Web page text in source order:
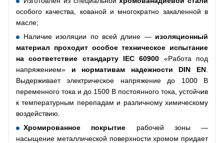
особого качества, кованой и многократно закаленной в
масле;
Наличие изоляции по всей длине — изоляционный
материал проходит особое техническое испытание
на соответствие стандарту IEC 60900 «Работа под
напряжением» и нормативам надежности DIN EN
Выдерживает электрическое напряжение до 1000 В
переменного тока и до 1500 В постоянного тока, устойчив
к температурным перепадам и различному химическому
воздействию.
Хромированное покрытие рабочей зоны —
насыщение металлической поверхности хромом придает